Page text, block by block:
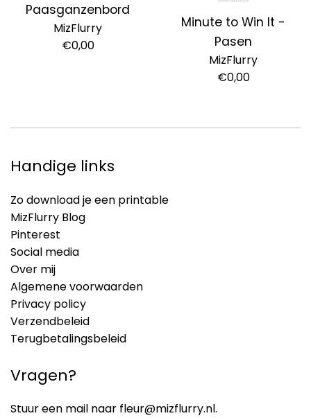
Paasganzenbord
MizFlurry
Normale
€0,00
Minute to Win It -
Pasen
MizFlurry
Normale
€0,00
Handige links
Zo download je een printable
MizFlurry Blog
Pinterest
Social media
Over mij
Algemene voorwaarden
Privacy policy
Verzendbeleid
Terugbetalingsbeleid
Vragen?
Stuur een mail naar fleur@mizflurry.nl.